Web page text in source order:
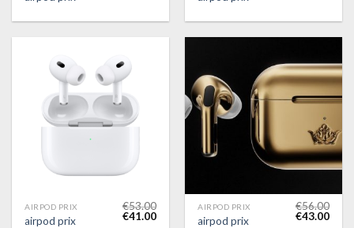
AIRPOD PRIX
airpod prix
€53.00
€41.00
AIRPOD PRIX
airpod prix
€56.00
€43.00